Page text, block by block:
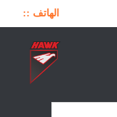
الهاتف ::